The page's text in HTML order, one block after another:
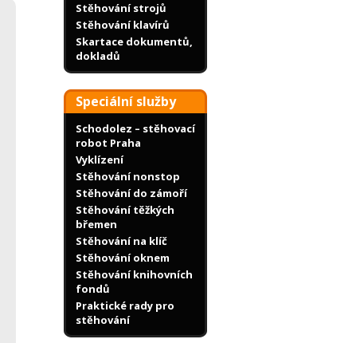
Stěhování strojů
Stěhování klavírů
Skartace dokumentů,
dokladů
Speciální služby
Schodolez – stěhovací
robot Praha
Vyklízení
Stěhování nonstop
Stěhování do zámoří
Stěhování těžkých
břemen
Stěhování na klíč
Stěhování oknem
Stěhování knihovních
fondů
Praktické rady pro
stěhování